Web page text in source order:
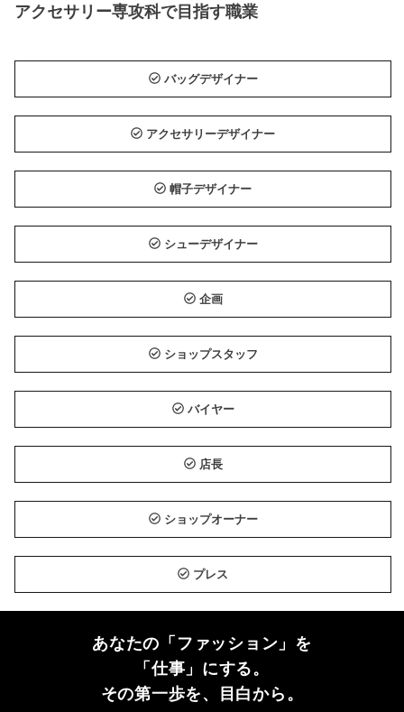
アクセサリー専攻科で目指す職業
バッグデザイナー
アクセサリーデザイナー
帽子デザイナー
シューデザイナー
企画
ショップスタッフ
バイヤー
店長
ショップオーナー
プレス
あなたの「ファッション」を
「仕事」にする。
その第一歩を、目白から。